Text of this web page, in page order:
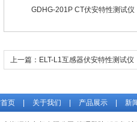
GDHG-201P CT伏安特性测试仪
上一篇： ELT-L1互感器伏安特性测试仪
页 关于我们 产品展示 新